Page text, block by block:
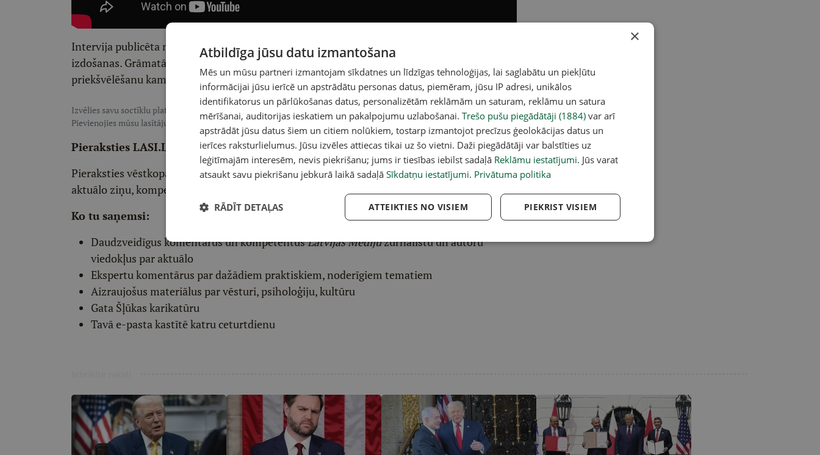
Intervija publicēta neilgi pirms Džilas Baidenas memuāru "View from the East Wing"
izdošanas. Grāmatā viņa sola plašāk atskatīties uz laiku Baltajā namā, 2024. gada
priekšvēlēšanu kampaņu un vīra lēmumu atteikties no kandidēšanas uz otro termiņu.
Izvēlies savu soctīklu platformu, lai sekotu LASI.LV: Facebook , Draugiem Threads vai arī
Pievienojies mūsu lasītāju pulkam, lai saņemtu īpaši tev atlasītu noderīgu, praktisku un aktuālu saturu.
Pieraksties LASI.LV redaktora vēstkopaišeit.
Pieraksties vēstkopai un divas reizes nedēļā saņem padziļinātu LASI.LV galvenā redaktora
aktuālo ziņu, kompetentu viedokļu un interesantāko interviju apkopojumu.
Ko tu saņemsi:
Daudzveidīgus komentārus un kompetentusLatvijas Medijužurnālistu un autoru
viedokļus par aktuālo
Ekspertu komentārus par dažādiem praktiskiem, noderīgiem tematiem
Aizraujošus materiālus par vēsturi, psiholoģiju, kultūru
Gata Šļūkas karikatūru
Tavā e-pasta kastītē katru ceturtdienu
×
Atbildīga jūsu datu izmantošana
Mēs un mūsu partneri izmantojam sīkdatnes un līdzīgas tehnoloģijas, lai saglabātu un piekļūtu
informācijai jūsu ierīcē un apstrādātu personas datus, piemēram, jūsu IP adresi, unikālos
identifikatorus un pārlūkošanas datus, personalizētām reklāmām un saturam, reklāmu un satura
mērīšanai, auditorijas ieskatiem un pakalpojumu uzlabošanai. Trešo pušu piegādātāji (1884) var arī
apstrādāt jūsu datus šiem un citiem nolūkiem, tostarp izmantojot precīzus ģeolokācijas datus un
ierīces raksturlielumus. Jūsu izvēles attiecas tikai uz šo vietni. Daži piegādātāji var balstīties uz
leģitīmajām interesēm, nevis piekrišanu; jums ir tiesības iebilst sadaļā Reklāmu iestatījumi. Jūs varat
atsaukt savu piekrišanu jebkurā laikā sadaļā Sīkdatņu iestatījumi. Privātuma politika
PIEKRIST VISIEM
ATTEIKTIES NO VISIEM
RĀDĪT DETAĻAS